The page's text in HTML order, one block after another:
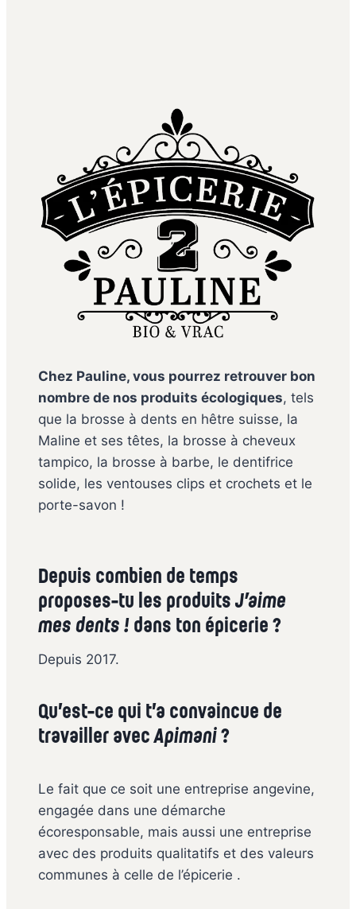
Chez Pauline, vous pourrez retrouver bon
nombre de nos produits écologiques, tels
que la brosse à dents en hêtre suisse, la
Maline et ses têtes, la brosse à cheveux
tampico, la brosse à barbe, le dentifrice
solide, les ventouses clips et crochets et le
porte-savon !
Depuis combien de temps
proposes-tu les produits J’aime
mes dents ! dans ton épicerie ?
Depuis 2017.
Qu’est-ce qui t’a convaincue de
travailler avecApimani ?
Le fait que ce soit une entreprise angevine,
engagée dans une démarche
écoresponsable, mais aussi une entreprise
avec des produits qualitatifs et des valeurs
communes à celle de l’épicerie .